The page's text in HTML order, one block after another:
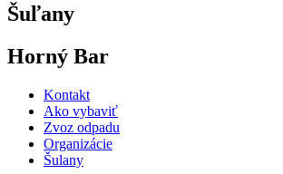
Šuľany
Horný Bar
Kontakt
Ako vybaviť
Zvoz odpadu
Organizácie
Šulany